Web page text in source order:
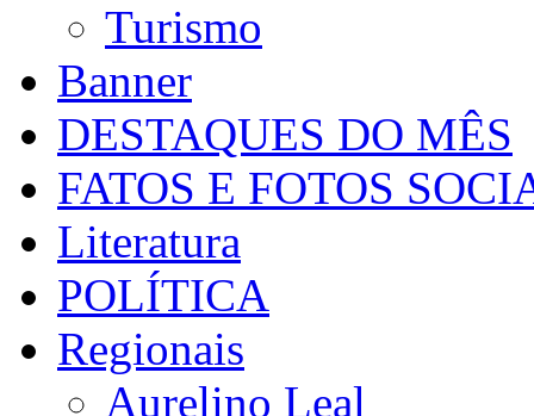
Turismo
Banner
DESTAQUES DO MÊS
FATOS E FOTOS
Literatura
POLÍTICA
Regionais
Aurelino Leal